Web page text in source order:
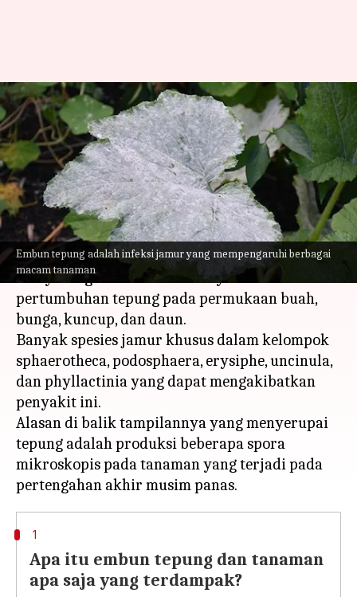
Embun tepung adalah infeksi jamur yang mempengaruhi berbagai
macam tanaman
Serba-serbi penyakit embun
tepung pada tanaman: Gejala
dan pencegahan
menulis Taufiq Al Jufri Apr 17, 2023 02:31 pm
Apa ceritanya
Embun tepung adalah penyakit jamur yang
menyerang tanaman dan menyebabkan
pertumbuhan tepung pada permukaan buah,
bunga, kuncup, dan daun.
Banyak spesies jamur khusus dalam kelompok
sphaerotheca, podosphaera, erysiphe, uncinula,
dan phyllactinia yang dapat mengakibatkan
penyakit ini.
Alasan di balik tampilannya yang menyerupai
tepung adalah produksi beberapa spora
mikroskopis pada tanaman yang terjadi pada
1
Apa itu embun tepung dan tanaman
apa saja yang terdampak?